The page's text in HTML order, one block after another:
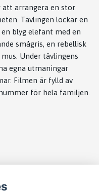
att arrangera en stor
Tävlingen lockar en
blyg elefant med en
smågris, en rebellisk
Under tävlingens
egna utmaningar
Filmen är fylld av
för hela familjen.